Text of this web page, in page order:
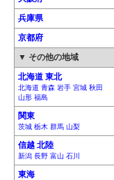
兵庫県
京都府
▼ その他の地域
北海道 東北
北海道 青森 岩手 宮城 秋田
山形 福島
関東
茨城 栃木 群馬 山梨
信越 北陸
新潟 長野 富山 石川
東海